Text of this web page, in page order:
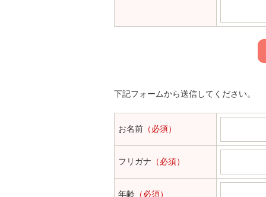
下記フォームから送信してください。
お名前 （必須）
フリガナ （必須）
年齢 （必須）